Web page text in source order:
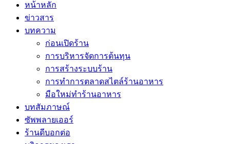
หน้าหลัก
ข่าวสาร
บทความ
ก่อนเปิดร้าน
การบริหารจัดการต้นทุน
การสร้างระบบร้าน
การทำการตลาดสไตล์ร้านอาหาร
มือใหม่ทำร้านอาหาร
บทสัมภาษณ์
ซัพพลายเออร์
ร้านดีบอกต่อ